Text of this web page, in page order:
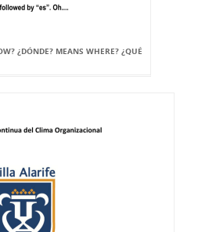
¿DÓNDE? MEANS WHERE? ¿QUÉ